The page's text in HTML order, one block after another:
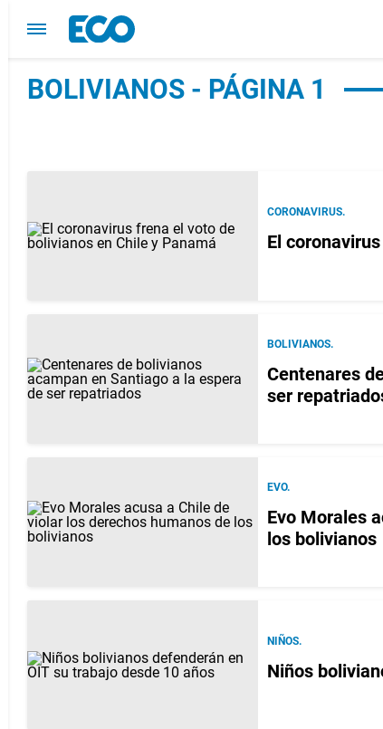
BOLIVIANOS - PÁGINA 1
CORONAVIRUS.
El
BOLIVIANOS.
Centenares
ser
EVO.
Evo Morales
los bolivianos
NIÑOS.
Niños